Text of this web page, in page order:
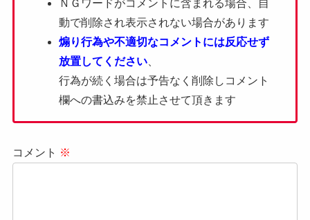
ＮＧワードがコメントに含まれる場合、自
動で削除され表示されない場合があります
煽り行為や不適切なコメントには反応せず
放置してください
行為が続く場合は予告なく削除しコメント
欄への書込みを禁止させて頂きます
コメント ※